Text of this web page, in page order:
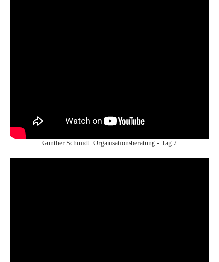
Gunther Schmidt: Organisationsberatung - Tag 2